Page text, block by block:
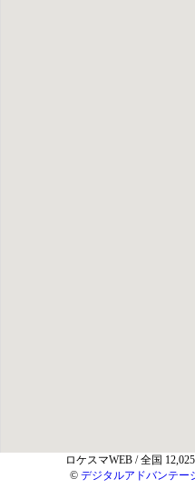
ロケスマWEB / 全国
© デジタルアドバンテー